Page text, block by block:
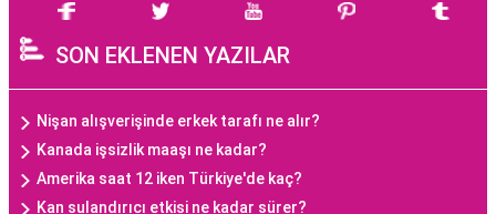
SON EKLENEN YAZILAR
Nişan alışverişinde erkek tarafı ne alır?
Kanada işsizlik maaşı ne kadar?
Amerika saat 12 iken Türkiye'de kaç?
Kan sulandırıcı etkisi ne kadar sürer?